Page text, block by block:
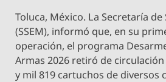
Toluca, México. La Secretaría
(SSEM), informó que, en su
operación, el programa
Armas 2026 retiró de
y mil 819 cartuchos de diversos